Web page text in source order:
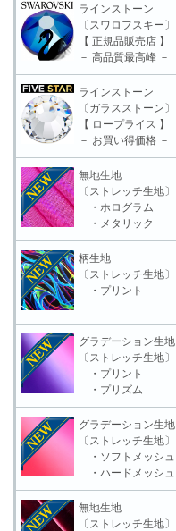
ラインストーン
〔スワロフスキー〕
【 正規品販売店 】
－ 高品質最高峰 －
ラインストーン
〔ガラスストーン〕
【 ロープライス 】
－ お買い得価格 －
無地生地
〔ストレッチ生地〕
・ホログラム
・メタリック
柄生地
〔ストレッチ生地〕
・プリント
グラデーション生地
〔ストレッチ生地〕
・プリント
・プリズム
グラデーション生地
〔ストレッチ生地〕
・ソフトメッシュ
・ハードメッシュ
無地生地
〔ストレッチ生地〕